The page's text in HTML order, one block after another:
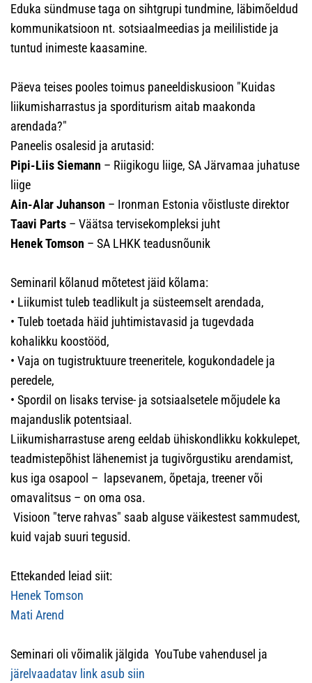
Eduka sündmuse taga on sihtgrupi tundmine, läbimõeldud
kommunikatsioon nt. sotsiaalmeedias ja meililistide ja
tuntud inimeste kaasamine.
Päeva teises pooles toimus paneeldiskusioon "Kuidas
liikumisharrastus ja sporditurism aitab maakonda
arendada?"
Paneelis osalesid ja arutasid:
Pipi-Liis Siemann – Riigikogu liige, SA Järvamaa juhatuse
liige
Ain-Alar Juhanson – Ironman Estonia võistluste direktor
Taavi Parts – Väätsa tervisekompleksi juht
Henek Tomson – SA LHKK teadusnõunik
Seminaril kõlanud mõtetest jäid kõlama:
• Liikumist tuleb teadlikult ja süsteemselt arendada,
• Tuleb toetada häid juhtimistavasid ja tugevdada
kohalikku koostööd,
• Vaja on tugistruktuure treeneritele, kogukondadele ja
peredele,
• Spordil on lisaks tervise- ja sotsiaalsetele mõjudele ka
majanduslik potentsiaal.
Liikumisharrastuse areng eeldab ühiskondlikku kokkulepet,
teadmistepõhist lähenemist ja tugivõrgustiku arendamist,
kus iga osapool – lapsevanem, õpetaja, treener või
omavalitsus – on oma osa.
Visioon "terve rahvas" saab alguse väikestest sammudest,
kuid vajab suuri tegusid.
Ettekanded leiad siit:
Henek Tomson
Mati Arend
Seminari oli võimalik jälgida YouTube vahendusel ja
järelvaadatav link asub siin